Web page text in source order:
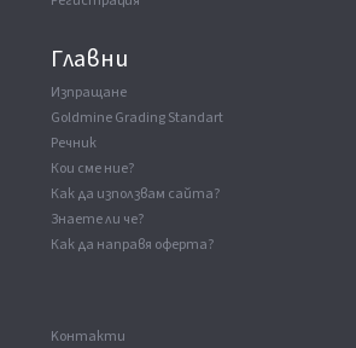
Главни
Изпращане
Goldmine Grading Standart
Речник
Кои сме ние?
Как да използвам сайта?
Знаете ли че?
Как да направя оферта?
Kонтакти